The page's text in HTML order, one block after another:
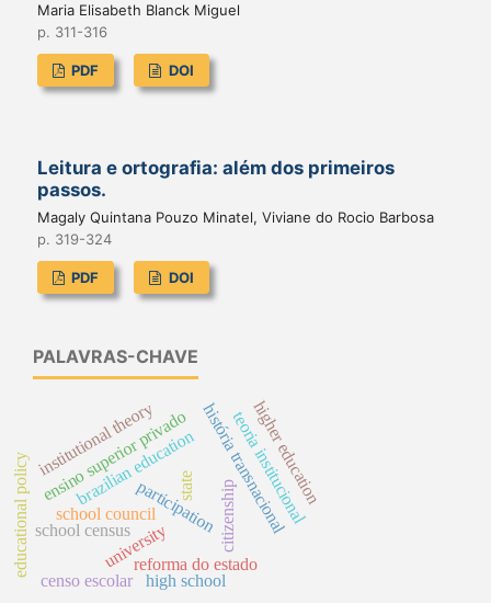
Maria Elisabeth Blanck Miguel
p. 311-316
PDF DOI
Leitura e ortografia: além dos primeiros
passos.
Magaly Quintana Pouzo Minatel, Viviane do Rocio Barbosa
p. 319-324
PDF DOI
PALAVRAS-CHAVE
história transnacional
brazilian education
school council citizenship
participation
ensino superior privado
reforma do estado
teoria institucional
institutional theory higher education
university
educational policy
high school
school census
censo escolar
state